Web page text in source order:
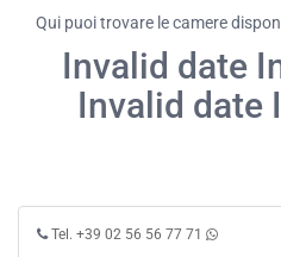
Qui puoi trovare le camere
Invalid date
Invalid date
Tel. +39 02 56 56 77 71